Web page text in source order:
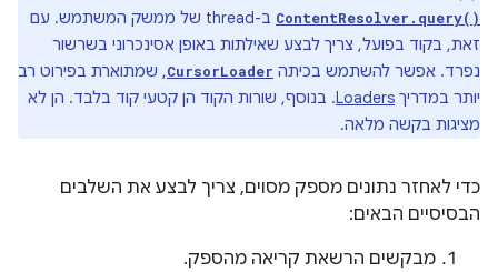
ContentResolver.query()
ב-thread של ממשק המשתמש. עם
זאת, בקוד בפועל, צריך לבצע שאילתות באופן אסינכרוני בשרשור
נפרד. אפשר להשתמש בכיתה CursorLoader, שמתוארת בפירוט רב
יותר במדריך Loaders. בנוסף, שורות הקוד הן קטעי קוד בלבד. הן לא
מציגות בקשה מלאה.
כדי לאחזר נתונים מספק מסוים, צריך לבצע את השלבים
הבסיסיים הבאים:
מבקשים הרשאת קריאה מהספק.